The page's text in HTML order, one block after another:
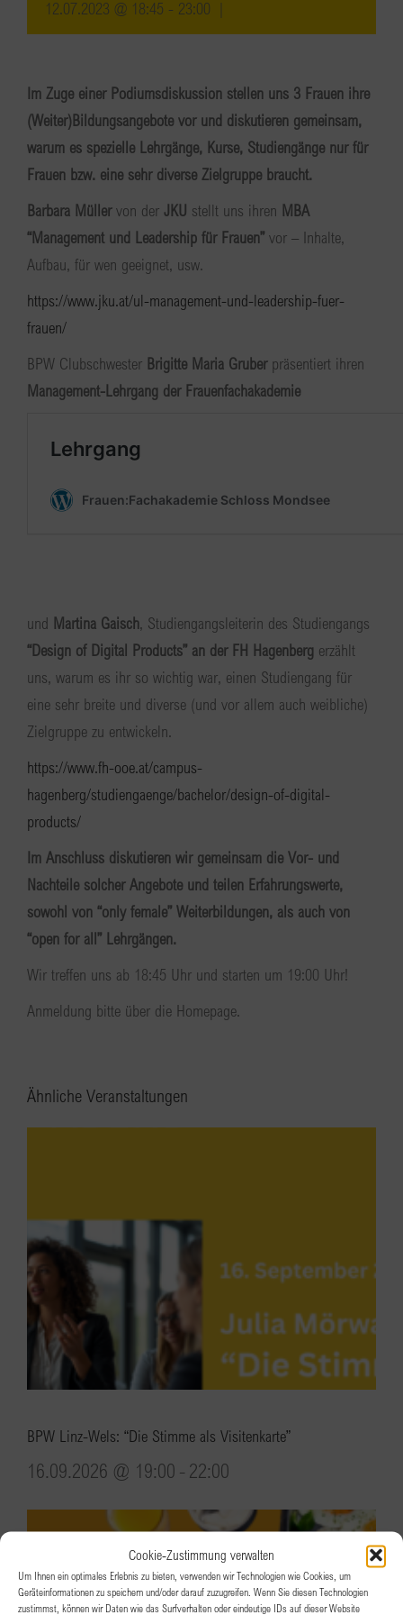
Cookie-Zustimmung verwalten
Um Ihnen ein optimales Erlebnis zu bieten, verwenden wir Technologien wie Cookies, um
Geräteinformationen zu speichern und/oder darauf zuzugreifen. Wenn Sie diesen Technologien
zustimmst, können wir Daten wie das Surfverhalten oder eindeutige IDs auf dieser Website
12.07.2023 @ 18:45 - 23:00
Im Zuge einer Podiumsdiskussion stellen uns 3 Frauen ihre
(Weiter)Bildungsangebote vor und diskutieren gemeinsam,
warum es spezielle Lehrgänge, Kurse, Studiengänge nur für
Frauen bzw. eine sehr diverse Zielgruppe braucht.
Barbara Müllervon der JKU stellt uns ihren MBA
“Management und Leadership für Frauen” vor – Inhalte,
Aufbau, für wen geeignet, usw.
https://www.jku.at/ul-management-und-leadership-fuer-
frauen/
BPW Clubschwester Brigitte Maria Gruberpräsentiert ihren
Management-Lehrgang der Frauenfachakademie
und Martina Gaisch, Studiengangsleiterin des Studiengangs
“Design of Digital Products” an der FH Hagenberg erzählt
uns, warum es ihr so wichtig war, einen Studiengang für
eine sehr breite und diverse (und vor allem auch weibliche)
Zielgruppe zu entwickeln.
https://www.fh-ooe.at/campus-
hagenberg/studiengaenge/bachelor/design-of-digital-
products/
Im Anschluss diskutieren wir gemeinsam die Vor- und
Nachteile solcher Angebote und teilen Erfahrungswerte,
sowohl von “only female” Weiterbildungen, als auch von
“open for all” Lehrgängen.
Wir treffen uns ab 18:45 Uhr und starten um 19:00 Uhr!
Anmeldung bitte über die Homepage.
Ähnliche Veranstaltungen
BPW Linz-Wels: “Die Stimme als Visitenkarte”
16.09.2026 @ 19:00 - 22:00